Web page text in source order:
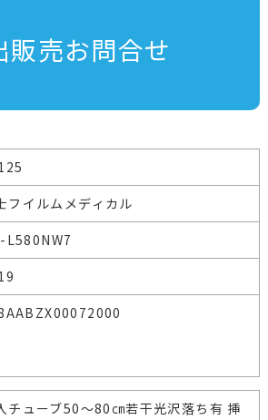
販売お問合せ
フイルムメディカル
L580NW7
チューブ50～80㎝若干光沢落ち有 挿